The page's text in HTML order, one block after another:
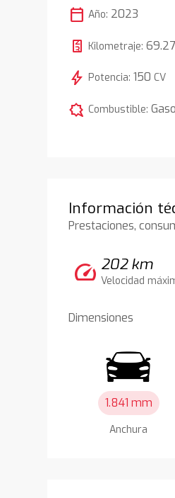
calendar_today Año: 2023
Kilometraje:
bolt Potencia:150 CV
comic_bubble Combustible:
Información
Prestaciones,
speed 202 km
Velocidad
Dimensiones
1.841 mm
Anchura